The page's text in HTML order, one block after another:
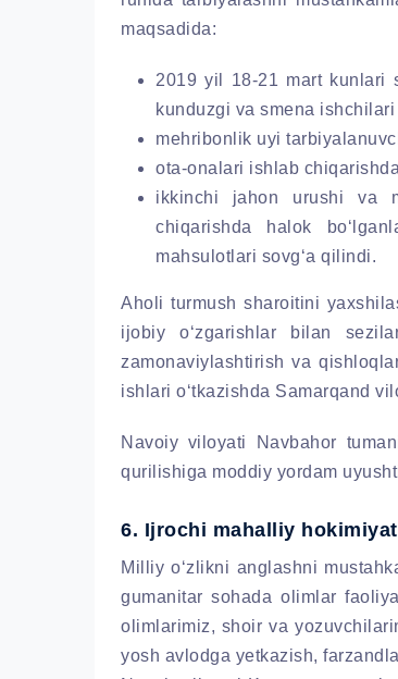
maqsadida:
2019 yil 18-21 mart kunlari
kunduzgi va smena
mehribonlik uyi
ota-onalari ishlab
ikkinchi jahon urushi va
chiqarishda halok
mahsulotlari sovg‘a qilindi.
Aholi turmush sharoitini
ijobiy o‘zgarishlar bilan
zamonaviylashtirish va
ishlari o‘tkazishda Samarqand
Navoiy viloyati Navbahor
qurilishiga moddiy yordam
6. Ijrochi mahalliy
Milliy o‘zlikni anglashni
gumanitar sohada olimlar
olimlarimiz, shoir va
yosh avlodga yetkazish,